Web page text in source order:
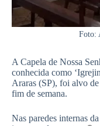
Foto:
A Capela de Nossa
conhecida como
Araras (SP), foi alvo
fim de semana.
Nas paredes internas